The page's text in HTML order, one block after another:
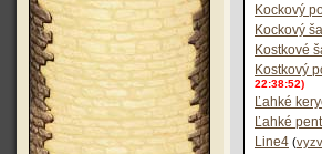
Kockový
Kockový
Kostkové
Kostkový
22:38:52)
Ľahké
Ľahké
Line4 (